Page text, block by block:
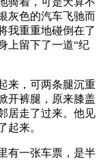
灰色的汽车飞驰而
我重重地碰倒在了
上留下了一道“纪
来，可两条腿沉重
开裤腿，原来膝盖
居走了过来。他见
起来。
有一张车票，是半